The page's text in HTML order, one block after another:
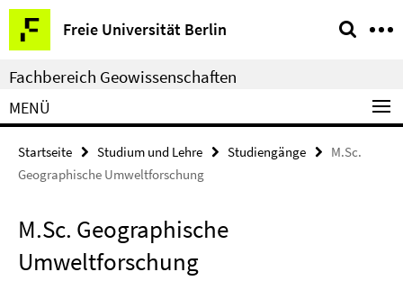
Springe
direkt
zu
Inhalt
Freie Universität Berlin
Service-
Navigation
Fachbereich Geowissenschaften
MENÜ
Startseite Studium und Lehre Studiengänge
M.Sc.
Geographische Umweltforschung
M.Sc. Geographische
Umweltforschung